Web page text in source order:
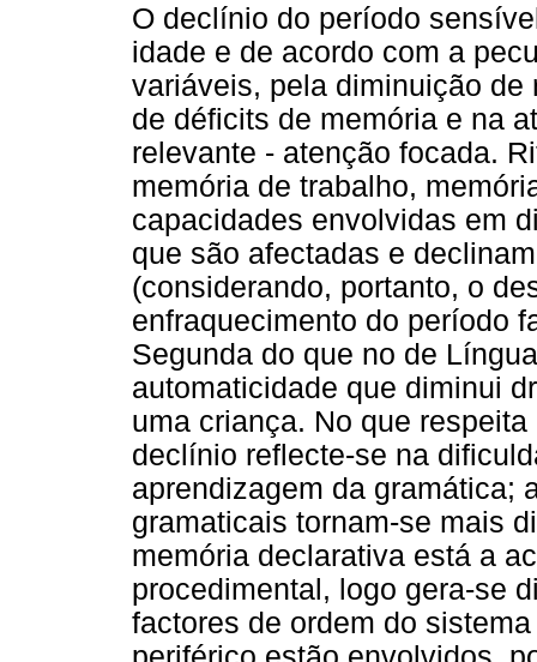
O declínio do período
idade e de acordo com a
variáveis, pela diminuição
de déficits de memória e na
relevante - atenção focada.
memória de trabalho,
capacidades envolvidas em
que são afectadas e
(considerando, portanto, o
enfraquecimento do período
Segunda do que no de
automaticidade que diminui
uma criança. No que
declínio reflecte-se na
aprendizagem da gramática;
gramaticais tornam-se mais
memória declarativa está a
procedimental, logo gera-se
factores de ordem do